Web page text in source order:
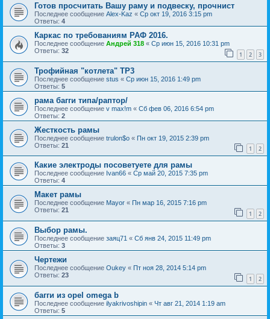
Готов просчитать Вашу раму и подвеску, прочнист
Последнее сообщение Alex-Kaz « Ср окт 19, 2016 3:15 pm
Ответы: 4
Каркас по требованиям РАФ 2016.
Последнее сообщение Андрей 318 « Ср июн 15, 2016 10:31 pm
Ответы: 32 1 2 3
Трофийная "котлета" ТР3
Последнее сообщение stus « Ср июн 15, 2016 1:49 pm
Ответы: 5
рама багги типа/раптор/
Последнее сообщение v max!m « Сб фев 06, 2016 6:54 pm
Ответы: 2
Жесткость рамы
Последнее сообщение trulon$o « Пн окт 19, 2015 2:39 pm
Ответы: 21 1 2
Какие электроды посоветуете для рамы
Последнее сообщение Ivan66 « Ср май 20, 2015 7:35 pm
Ответы: 4
Макет рамы
Последнее сообщение Mayor « Пн мар 16, 2015 7:16 pm
Ответы: 21 1 2
Выбор рамы.
Последнее сообщение заяц71 « Сб янв 24, 2015 11:49 pm
Ответы: 3
Чертежи
Последнее сообщение Oukey « Пт ноя 28, 2014 5:14 pm
Ответы: 23 1 2
багги из opel omega b
Последнее сообщение ilyakrivoshipin « Чт авг 21, 2014 1:19 am
Ответы: 5